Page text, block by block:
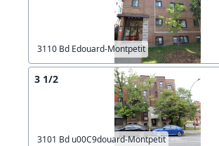
3110 Bd Edouard-Montpetit
3 1/2
3101 Bd u00C9douard-Montpetit